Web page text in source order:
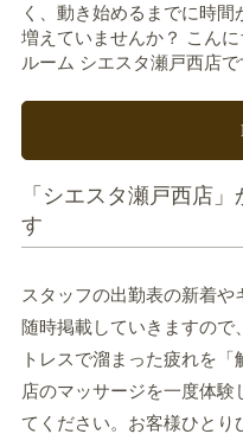
く、動き始めるまでに時
増えていませんか？ こん
ルーム シエスタ瀬戸西店
「シエスタ瀬戸西店
す
スタッフの出勤表の新着
随時掲載していきますので
トレスで溜まった疲れを
店のマッサージを一度体
てください。お客様ひとり